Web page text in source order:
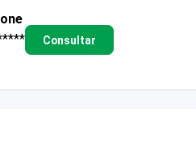
Consultar